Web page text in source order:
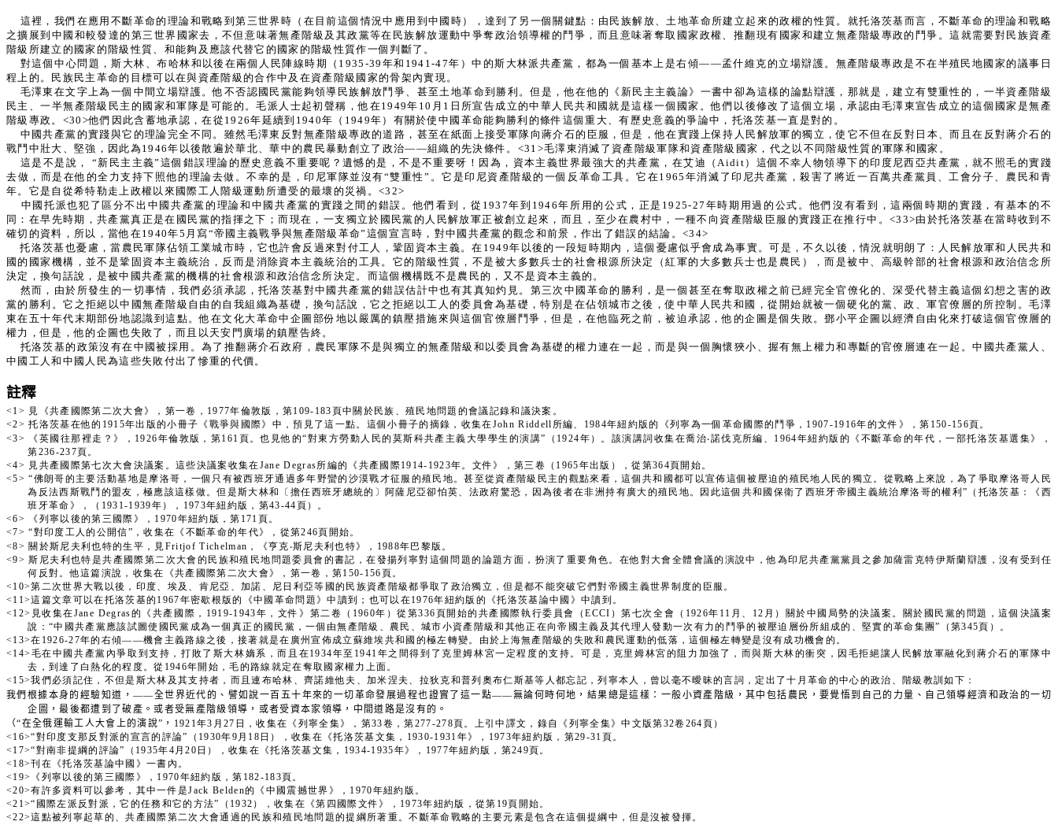
這裡，我們在應用不斷革命的理論和戰略到第三世界時（在目前這個情況中應用到中國時），達到了另一個關鍵點：由民族解放、土地革命所建立起來的政權的性質。就托洛茨基而言，不斷革命的理論和戰略
之擴展到中國和較發達的第三世界國家去，不但意味著無產階級及其政黨等在民族解放運動中爭奪政治領導權的鬥爭，而且意味著奪取國家政權、推翻現有國家和建立無產階級專政的鬥爭。這就需要對民族資產
階級所建立的國家的階級性質、和能夠及應該代替它的國家的階級性質作一個判斷了。
對這個中心問題，斯大林、布哈林和以後在兩個人民陣線時期（1935-39年和1941-47年）中的斯大林派共產黨，都為一個基本上是右傾——孟什維克的立場辯護。無產階級專政是不在半殖民地國家的議事日
程上的。民族民主革命的目標可以在與資產階級的合作中及在資產階級國家的骨架內實現。
毛澤東在文字上為一個中間立場辯護。他不否認國民黨能夠領導民族解放鬥爭、甚至土地革命到勝利。但是，他在他的《新民主主義論》一書中卻為這樣的論點辯護，那就是，建立有雙重性的，一半資產階級
民主、一半無產階級民主的國家和軍隊是可能的。毛派人士起初聲稱，他在1949年10月1日所宣告成立的中華人民共和國就是這樣一個國家。他們以後修改了這個立場，承認由毛澤東宣告成立的這個國家是無產
階級專政。<30>他們因此含蓄地承認，在從1926年延續到1940年（1949年）有關於使中國革命能夠勝利的條件這個重大、有歷史意義的爭論中，托洛茨基一直是對的。
中國共產黨的實踐與它的理論完全不同。雖然毛澤東反對無產階級專政的道路，甚至在紙面上接受軍隊向蔣介石的臣服，但是，他在實踐上保持人民解放軍的獨立，使它不但在反對日本、而且在反對蔣介石的
戰鬥中壯大、堅強，因此為1946年以後散遍於華北、華中的農民暴動創立了政治——組織的先決條件。<31>毛澤東消滅了資產階級軍隊和資產階級國家，代之以不同階級性質的軍隊和國家。
這是不是說， “新民主主義”這個錯誤理論的歷史意義不重要呢？遺憾的是，不是不重要呀！因為，資本主義世界最強大的共產黨，在艾迪（Aidit）這個不幸人物領導下的印度尼西亞共產黨，就不照毛的實踐
去做，而是在他的全力支持下照他的理論去做。不幸的是，印尼軍隊並沒有“雙重性”。它是印尼資產階級的一個反革命工具。它在1965年消滅了印尼共產黨，殺害了將近一百萬共產黨員、工會分子、農民和青
年。它是自從希特勒走上政權以來國際工人階級運動所遭受的最壞的災禍。<32>
中國托派也犯了區分不出中國共產黨的理論和中國共產黨的實踐之間的錯誤。他們看到，從1937年到1946年所用的公式，正是1925-27年時期用過的公式。他們沒有看到，這兩個時期的實踐，有基本的不
同：在早先時期，共產黨真正是在國民黨的指揮之下；而現在，一支獨立於國民黨的人民解放軍正被創立起來，而且，至少在農村中，一種不向資產階級臣服的實踐正在推行中。<33>由於托洛茨基在當時收到不
確切的資料，所以，當他在1940年5月寫“帝國主義戰爭與無產階級革命”這個宣言時，對中國共產黨的觀念和前景，作出了錯誤的結論。<34>
托洛茨基也憂慮，當農民軍隊佔領工業城市時，它也許會反過來對付工人，鞏固資本主義。在1949年以後的一段短時期內，這個憂慮似乎會成為事實。可是，不久以後，情況就明朗了：人民解放軍和人民共和
國的國家機構，並不是鞏固資本主義統治，反而是消除資本主義統治的工具。它的階級性質，不是被大多數兵士的社會根源所決定（紅軍的大多數兵士也是農民），而是被中、高級幹部的社會根源和政治信念所
決定，換句話說，是被中國共產黨的機構的社會根源和政治信念所決定。而這個機構既不是農民的，又不是資本主義的。
然而，由於所發生的一切事情，我們必須承認，托洛茨基對中國共產黨的錯誤估計中也有其真知灼見。第三次中國革命的勝利，是一個甚至在奪取政權之前已經完全官僚化的、深受代替主義這個幻想之害的政
黨的勝利。它之拒絕以中國無產階級自由的自我組織為基礎，換句話說，它之拒絕以工人的委員會為基礎，特別是在佔領城市之後，使中華人民共和國，從開始就被一個硬化的黨、政、軍官僚層的所控制。毛澤
東在五十年代末期部份地認識到這點。他在文化大革命中企圖部份地以嚴厲的鎮壓措施來與這個官僚層鬥爭，但是，在他臨死之前，被迫承認，他的企圖是個失敗。鄧小平企圖以經濟自由化來打破這個官僚層的
權力，但是，他的企圖也失敗了，而且以天安門廣場的鎮壓告終。
托洛茨基的政策沒有在中國被採用。為了推翻蔣介石政府，農民軍隊不是與獨立的無產階級和以委員會為基礎的權力連在一起，而是與一個胸懷狹小、握有無上權力和專斷的官僚層連在一起。中國共產黨人、
中國工人和中國人民為這些失敗付出了慘重的代價。
註釋
<1> 見《共產國際第二次大會》，第一卷，1977年倫敦版，第109-183頁中關於民族、殖民地問題的會議記錄和議決案。
<2> 托洛茨基在他的1915年出版的小冊子《戰爭與國際》中，預見了這一點。這個小冊子的摘錄，收集在John Riddell所編、1984年紐約版的《列寧為一個革命國際的鬥爭，1907-1916年的文件》，第150-156頁。
<3>
《英國往那裡走？》，1926年倫敦版，第161頁。也見他的“對東方勞動人民的莫斯科共產主義大學學生的演講”（1924年）。該演講詞收集在喬治‧諾伐克所編、1964年紐約版的《不斷革命的年代，一部托洛茨基選集》，
第236-237頁。
<4> 見共產國際第七次大會決議案。這些決議案收集在Jane Degras所編的《共產國際1914-1923年。文件》，第三卷（1965年出版），從第364頁開始。
<5> “佛朗哥的主要活動基地是摩洛哥，一個只有被西班牙通過多年野蠻的沙漠戰才征服的殖民地。甚至從資產階級民主的觀點來看，這個共和國都可以宣佈這個被壓迫的殖民地人民的獨立。從戰略上來說，為了爭取摩洛哥人民
為反法西斯戰鬥的盟友，極應該這樣做。但是斯大林和〔擔任西班牙總統的〕阿薩尼亞卻怕英、法政府驚恐，因為後者在非洲持有廣大的殖民地。因此這個共和國保衛了西班牙帝國主義統治摩洛哥的權利”（托洛茨基：《西
班牙革命》，（1931-1939年），1973年紐約版，第43-44頁）。
<6>
《列寧以後的第三國際》，1970年紐約版，第171頁。
<7> “對印度工人的公開信”，收集在《不斷革命的年代》，從第246頁開始。
<8> 關於斯尼夫利也特的生平，見Fritjof Tichelman，《亨克‧斯尼夫利也特》，1988年巴黎版。
<9> 斯尼夫利也特是共產國際第二次大會的民族和殖民地問題委員會的書記，在發揚列寧對這個問題的論題方面，扮演了重要角色。在他對大會全體會議的演說中，他為印尼共產黨黨員之參加薩雷克特伊斯蘭辯護，沒有受到任
何反對。他這篇演說，收集在《共產國際第二次大會》，第一卷，第150-156頁。
<10>第二次世界大戰以後，印度、埃及、肯尼亞、加諾、尼日利亞等國的民族資產階級都爭取了政治獨立，但是都不能突破它們對帝國主義世界制度的臣服。
<11>這篇文章可以在托洛茨基的1967年密歇根版的《中國革命問題》中讀到；也可以在1976年紐約版的《托洛茨基論中國》中讀到。
<12>見收集在Jane Degras的《共產國際，1919-1943年，文件》第二卷（1960年）從第336頁開始的共產國際執行委員會（ECCI）第七次全會（1926年11月、12月）關於中國局勢的決議案。關於國民黨的問題，這個決議案
說：“中國共產黨應該試圖使國民黨成為一個真正的國民黨，一個由無產階級、農民、城市小資產階級和其他正在向帝國主義及其代理人發動一次有力的鬥爭的被壓迫層份所組成的、堅實的革命集團”（第345頁）。
<13>在1926-27年的右傾——機會主義路線之後，接著就是在廣州宣佈成立蘇維埃共和國的極左轉變。由於上海無產階級的失敗和農民運動的低落，這個極左轉變是沒有成功機會的。
<14>毛在中國共產黨內爭取到支持，打敗了斯大林嫡系，而且在1934年至1941年之間得到了克里姆林宮一定程度的支持。可是，克里姆林宮的阻力加強了，而與斯大林的衝突，因毛拒絕讓人民解放軍融化到蔣介石的軍隊中
去，到達了白熱化的程度。從1946年開始，毛的路線就定在奪取國家權力上面。
<15>我們必須記住，不但是斯大林及其支持者，而且連布哈林、齊諾維他夫、加米涅夫、拉狄克和普列奧布仁斯基等人都忘記，列寧本人，曾以毫不曖昧的言詞，定出了十月革命的中心的政治、階級教訓如下：
我們根據本身的經驗知道，——全世界近代的、譬如說一百五十年來的一切革命發展過程也證實了這一點——無論何時何地，結果總是這樣：一般小資產階級，其中包括農民，要覺悟到自己的力量、自己領導經濟和政治的一切
企圖，最後都遭到了破產。或者受無產階級領導，或者受資本家領導，中間道路是沒有的。
（“在全俄運輸工人大會上的演說”， 1921年3月27日，收集在《列寧全集》，第33卷，第277-278頁。上引中譯文，錄自《列寧全集》中文版第32卷264頁）
<16>“對印度支那反對派的宣言的評論”（1930年9月18日），收集在《托洛茨基文集，1930-1931年》，1973年紐約版，第29-31頁。
<17>“對南非提綱的評論”（1935年4月20日），收集在《托洛茨基文集，1934-1935年》，1977年紐約版，第249頁。
<18>刊在《托洛茨基論中國》一書內。
<19>《列寧以後的第三國際》，1970年紐約版，第182-183頁。
<20>有許多資料可以參考，其中一件是Jack Belden的《中國震撼世界》，1970年紐約版。
<21>“國際左派反對派，它的任務和它的方法”（1932），收集在《第四國際文件》，1973年紐約版，從第19頁開始。
<22>這點被列寧起草的、共產國際第二次大會通過的民族和殖民地問題的提綱所著重。不斷革命戰略的主要元素是包含在這個提綱中，但是沒被發揮。